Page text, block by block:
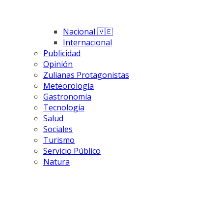
Nacional 🇻🇪
Internacional
Publicidad
Opinión
Zulianas Protagonistas
Meteorología
Gastronomía
Tecnología
Salud
Sociales
Turismo
Servicio Público
Natura